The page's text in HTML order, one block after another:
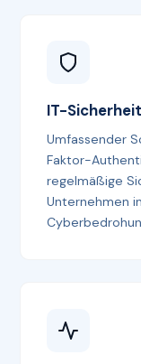
IT-
Umfassender
Faktor-
regelmäßige
Unternehmen